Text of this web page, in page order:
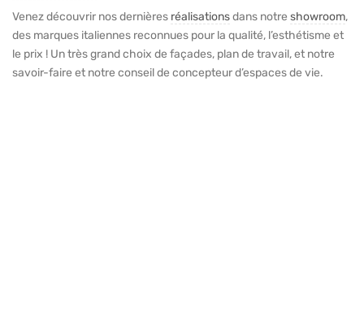
Venez découvrir nos dernières réalisationsdans notre showroom,
des marques italiennes reconnues pour la qualité, l’esthétisme et
le prix ! Un très grand choix de façades, plan de travail, et notre
savoir-faire et notre conseil de concepteur d’espaces de vie.